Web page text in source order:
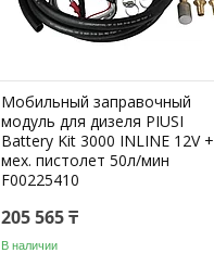
Мобильный заправочный
модуль для дизеля PIUSI
Battery Kit 3000 INLINE 12V +
мех. пистолет 50л/мин
F00225410
205 565 ₸
В наличии